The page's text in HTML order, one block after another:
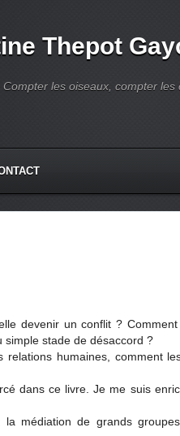
Thepot
les oiseaux, compter
devenir un conflit ?
stade de désaccord ?
humaines, comment
dans ce livre. Je me suis
médiation de grands